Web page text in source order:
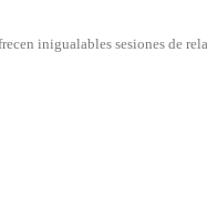
inigualables sesiones de